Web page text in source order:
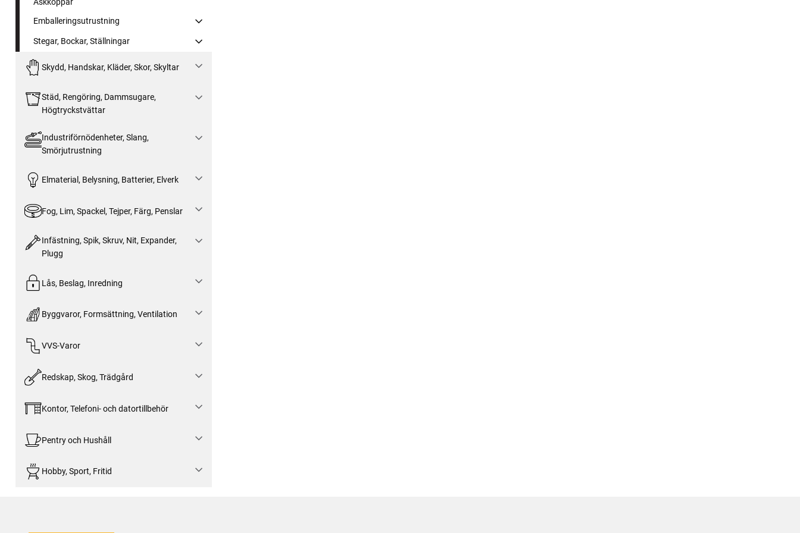
Emballeringsutrustning
Stegar, Bockar, Ställningar
Skydd, Handskar, Kläder, Skor, Skyltar
Städ, Rengöring, Dammsugare,
Högtryckstvättar
Industriförnödenheter, Slang,
Smörjutrustning
Elmaterial, Belysning, Batterier, Elverk
Fog, Lim, Spackel, Tejper, Färg, Penslar
Infästning, Spik, Skruv, Nit, Expander,
Plugg
Lås, Beslag, Inredning
Byggvaror, Formsättning, Ventilation
VVS-Varor
Redskap, Skog, Trädgård
Kontor, Telefoni- och datortillbehör
Pentry och Hushåll
Hobby, Sport, Fritid